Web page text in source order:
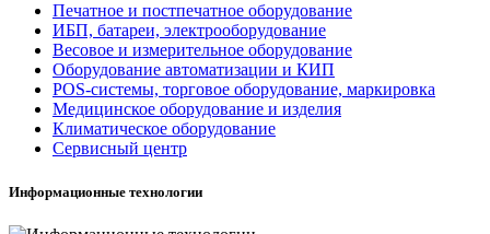
Печатное и постпечатное оборудование
ИБП, батареи, электрооборудование
Весовое и измерительное оборудование
Оборудование автоматизации и КИП
POS-системы, торговое оборудование, маркировка
Медицинское оборудование и изделия
Климатическое оборудование
Сервисный центр
Информационные технологии